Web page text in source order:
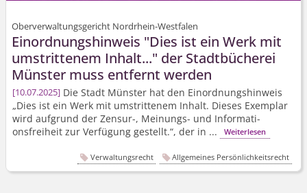
Oberverwaltungsgericht Nordrhein-Westfalen
Einordnungshinweis "Dies ist ein Werk mit
umstrittenem Inhalt..." der Stadtbücherei
Münster muss entfernt werden
10.07.2025 Die Stadt Münster hat den Einordnungshinweis
„Dies ist ein Werk mit umstrittenem Inhalt. Dieses Exemplar
wird aufgrund der Zensur-, Meinungs- und Informati­
onsfreiheit zur Verfügung gestellt.“, der in ...
Weiterlesen
Verwaltungsrecht Allgemeines Persönlichkeitsrecht